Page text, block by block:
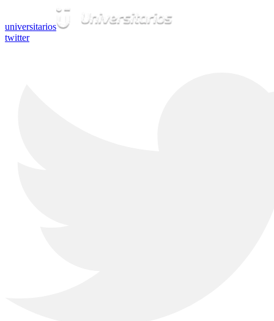
universitarios
twitter